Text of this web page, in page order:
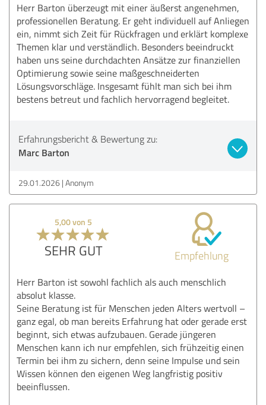
Herr Barton überzeugt mit einer äußerst angenehmen,
professionellen Beratung. Er geht individuell auf Anliegen
ein, nimmt sich Zeit für Rückfragen und erklärt komplexe
Themen klar und verständlich. Besonders beeindruckt
haben uns seine durchdachten Ansätze zur finanziellen
Optimierung sowie seine maßgeschneiderten
Lösungsvorschläge. Insgesamt fühlt man sich bei ihm
bestens betreut und fachlich hervorragend begleitet.
Erfahrungsbericht & Bewertung zu:
Marc Barton
29.01.2026 Anonym
5,00 von 5
SEHR GUT Empfehlung
Herr Barton ist sowohl fachlich als auch menschlich
absolut klasse.
Seine Beratung ist für Menschen jeden Alters wertvoll –
ganz egal, ob man bereits Erfahrung hat oder gerade erst
beginnt, sich etwas aufzubauen. Gerade jüngeren
Menschen kann ich nur empfehlen, sich frühzeitig einen
Termin bei ihm zu sichern, denn seine Impulse und sein
Wissen können den eigenen Weg langfristig positiv
beeinflussen.